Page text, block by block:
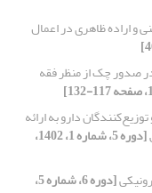
و اراده ظاهری در اعمال
صدور چک از منظر فقه
دارو به ارائه
[دوره 5، شماره 1، 1402،
[دوره 6، شماره 5،